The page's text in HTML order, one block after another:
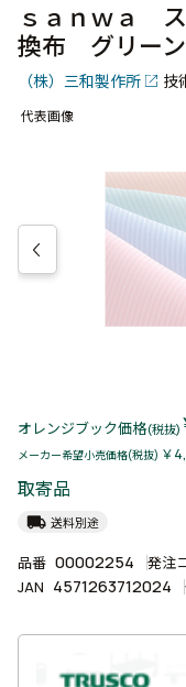
ｓａｎｗａ
換布 グリー
（株）三和製作所 技
代表画像
オレンジブック価格(税抜)
メーカー希望小売価格(税抜) ￥
取寄品
local_shipping 送料別途
品番 00002254 発注
JAN 4571263712024